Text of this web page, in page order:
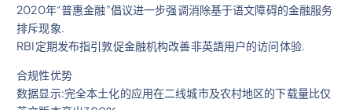
2020年“普惠金融”倡议进一步强调消除基于语文障碍的金融服务
排斥现象.
RBI定期发布指引敦促金融机构改善非英語用户的访问体验.
合规性优势
数据显示:完全本土化的应用在二线城市及农村地区的下载量比仅